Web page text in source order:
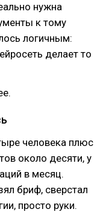
нужна
к тому
логичным:
делает то
человека плюс
около десяти, у
в месяц.
бриф, сверстал
просто руки.